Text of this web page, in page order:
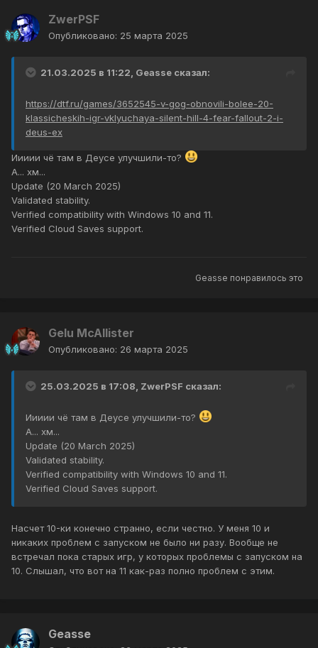
ZwerPSF
Опубликовано: 25 марта 2025
21.03.2025 в 11:22, Geasse сказал:
https://dtf.ru/games/3652545-v-gog-obnovili-bolee-20-
klassicheskih-igr-vklyuchaya-silent-hill-4-fear-fallout-2-i-
deus-ex
Иииии чё там в Деусе улучшили-то?
А... хм...
Update (20 March 2025)
Validated stability.
Verified compatibility with Windows 10 and 11.
Verified Cloud Saves support.
Geasse понравилось это
Gelu McAllister
Опубликовано: 26 марта 2025
25.03.2025 в 17:08, ZwerPSF сказал:
Иииии чё там в Деусе улучшили-то?
А... хм...
Update (20 March 2025)
Validated stability.
Verified compatibility with Windows 10 and 11.
Verified Cloud Saves support.
Насчет 10-ки конечно странно, если честно. У меня 10 и
никаких проблем с запуском не было ни разу. Вообще не
встречал пока старых игр, у которых проблемы с запуском на
10. Слышал, что вот на 11 как-раз полно проблем с этим.
Geasse